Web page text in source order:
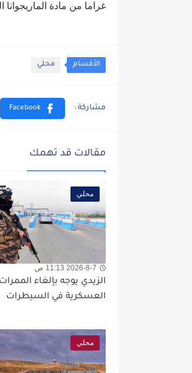
غراما من مادة الماريجوانا
الأقسام محلي
مقالات قد تهمك
محلي
2026-8-7 11:13 ص
الزيدي يوجه بإلغاء الممرات
العسكرية في السيطرات
محلي